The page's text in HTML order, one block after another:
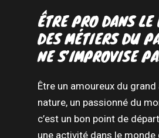
ÊTRE PRO DANS
DES MÉTIERS DU
NE S’IMPROVISE
Être un amoureux du
nature, un passionné du
c’est un bon point de
une activité dans le